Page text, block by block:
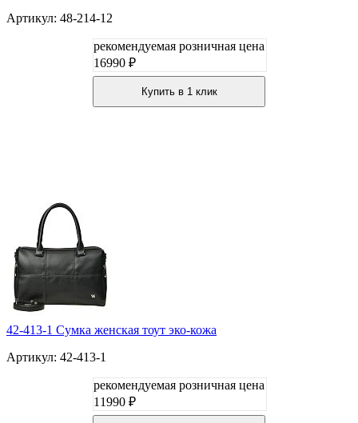
Артикул: 48-214-12
рекомендуемая розничная цена
16990 ₽
Купить в 1 клик
42-413-1 Сумка женская тоут эко-кожа
Артикул: 42-413-1
рекомендуемая розничная цена
11990 ₽